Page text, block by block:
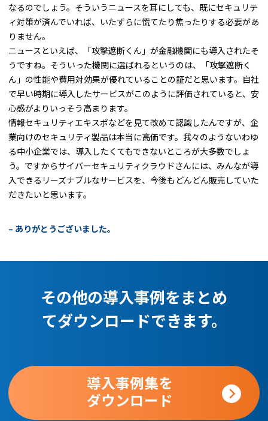
なるのでしょう。そういうニュースを耳にしても、既にセキュリテ
ィ対策が済んでいれば、いたずらに慌てたり焦ったりする必要があ
りません。
ニュースといえば、「攻撃遮断くん」が金融機関にも導入されたそ
うですね。そういった機関に選ばれるというのは、「攻撃遮断く
ん」の性能や費用対効果が優れていることの証だと思います。自社
で早い時期に導入したサービスがこのように評価されていると、安
心感がよりいっそう高まります。
情報セキュリティエキスポなどを見て改めて認識したんですが、企
業向けのセキュリティ製品は本当に高価です。我々のようないわゆ
る中小企業では、導入したくてもできないところが大多数でしょ
う。ですからサイバーセキュリティクラウドさんには、みんなが導
入できるリーズナブルなサービスを、今後もどんどん販売していた
だきたいと思います。
– ありがとうございました。
その他の導入事例をまとめ
てダウンロードできます。
導入事例集を
ダウンロード